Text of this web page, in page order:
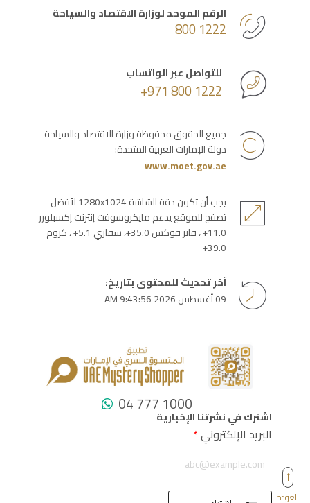
الرقم الموحد لوزارة الاقتصاد والسياحة
800 1222
للتواصل عبر الواتساب
+971 800 1222
جميع الحقوق محفوظة وزارة الاقتصاد والسياحة
دولة الإمارات العربية المتحدة:
www.moet.gov.ae
يجب أن تكون دقة الشاشة 1280x1024 لأفضل
تصفح للموقع يدعم مايكروسوفت إنترنت إكسبلورر
11.0+ ، فاير فوكس 35.0+، سفاري 5.1+ ، كروم
39.0+
آخر تحديث للمحتوى بتاريخ:
09 أغسطس 2026 9:43:56 AM
04 777 1000
اشترك في نشرتنا الإخبارية
البريد الإلكتروني*
العودة